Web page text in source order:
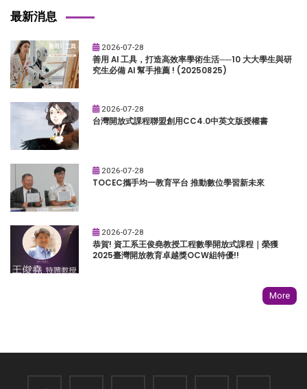
最新消息
2026-07-28
善用 AI 工具，打造高效率學術生活──10 大大學生與研
究生必備 AI 幫手推薦 ! (20250825)
2026-07-28
台灣開放式課程聯盟創用CC4.0中英文版授權書
2026-07-28
TOCEC攜手均一教育平台 推動數位學習新未來
2026-07-28
恭賀! 資工系王俊堯教授工程數學開放式課程｜榮獲
2025臺灣開放教育卓越獎OCW組特優!!
More